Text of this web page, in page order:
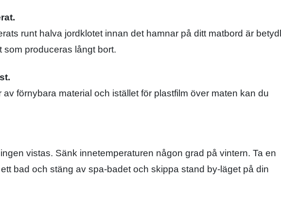
runt halva jordklotet innan det hamnar på ditt matbord är
som produceras långt bort.
av förnybara material och istället för plastfilm över maten kan du
vistas. Sänk innetemperaturen någon grad på vintern. Ta en
bad och stäng av spa-badet och skippa stand by-läget på din